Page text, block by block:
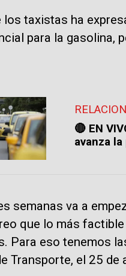
los taxistas ha
para la gasolina,
🔴 EN
avanza
semanas va a
que lo más
Para eso tenemos
Transporte, el 25 de